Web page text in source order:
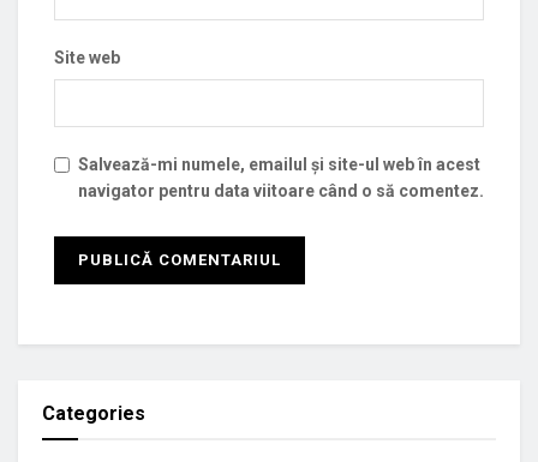
Site web
Salvează-mi numele, emailul și site-ul web în acest
navigator pentru data viitoare când o să comentez.
Categories